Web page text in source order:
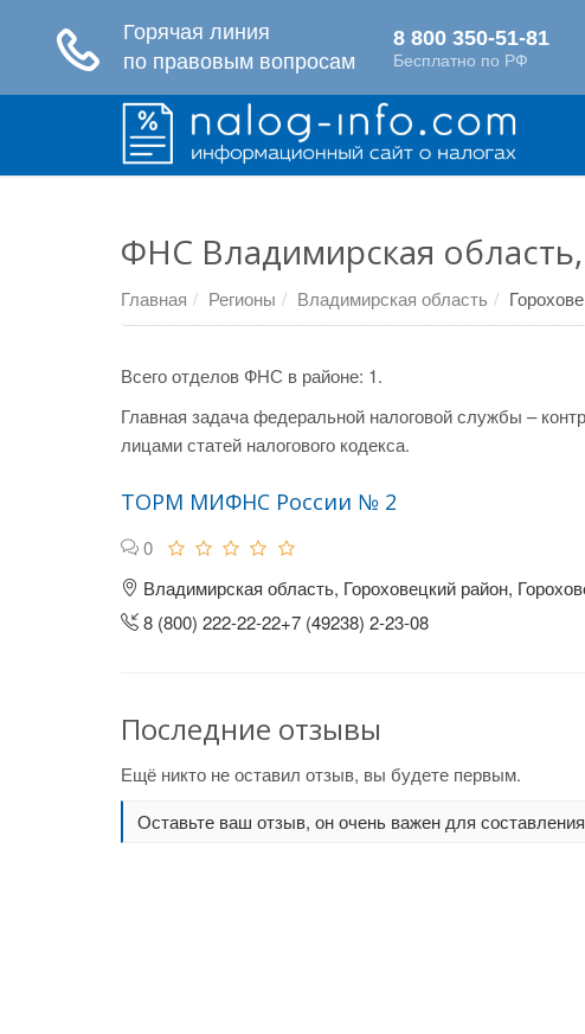
ФНС Владимирская
Главная Регионы Владимирская область
Всего отделов ФНС в районе: 1.
Главная задача федеральной налоговой службы –
лицами статей налогового кодекса.
ТОРМ МИФНС России № 2
0
Владимирская область, Гороховецкий район,
8 (800) 222-22-22+7 (49238) 2-23-08
Последние отзывы
Ещё никто не оставил отзыв, вы будете первым.
Оставьте ваш отзыв, он очень важен для